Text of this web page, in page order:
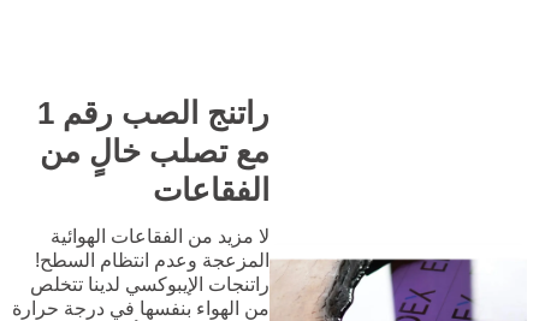
راتنج الصب رقم 1
مع تصلب خالٍ من
الفقاعات
لا مزيد من الفقاعات الهوائية
المزعجة وعدم انتظام السطح!
راتنجات الإيبوكسي لدينا تتخلص
من الهواء بنفسها في درجة حرارة